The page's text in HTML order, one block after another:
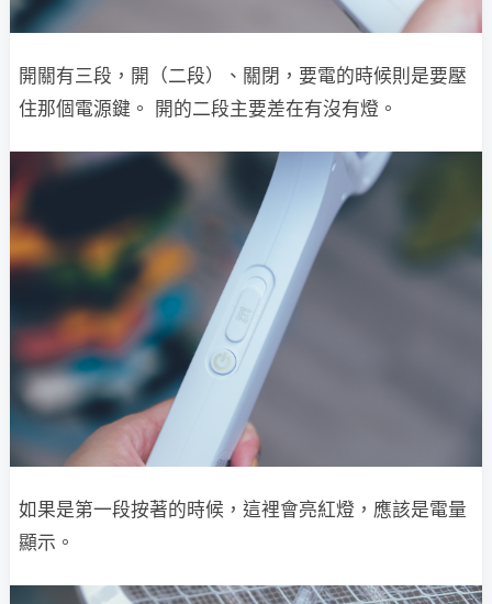
開關有三段，開（二段）、關閉，要電的時候則是要壓
住那個電源鍵。 開的二段主要差在有沒有燈。
如果是第一段按著的時候，這裡會亮紅燈，應該是電量
顯示。